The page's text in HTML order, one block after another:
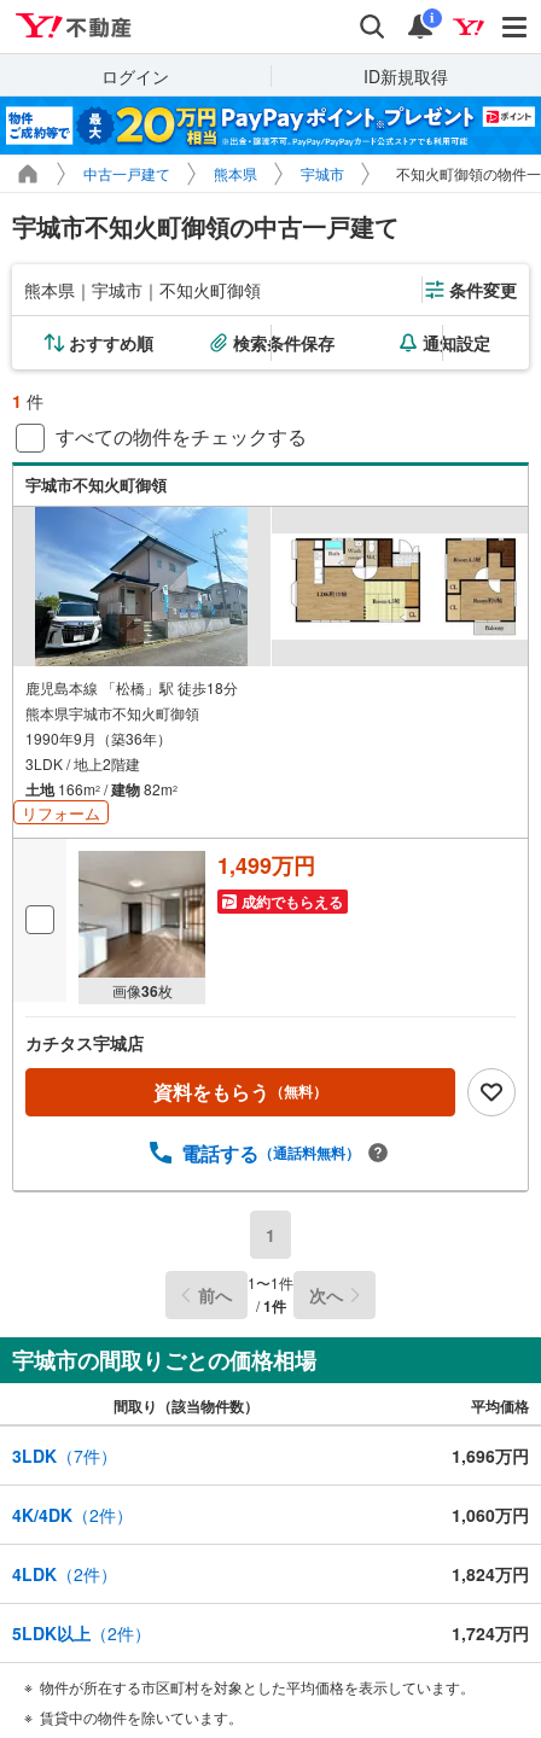
検索 通知
i
ログイン ID新規取得
中古一戸建て 熊本県 宇城市 不知火町御領の物件
宇城市不知火町御領の中古一戸建て
熊本県｜宇城市｜不知火町御領 条件変更
おすすめ順 検索条件保存 通知設定
1 件
すべての物件をチェックする
宇城市不知火町御領
鹿児島本線 「松橋」駅 徒歩18分
熊本県宇城市不知火町御領
1990年9月（築36年）
3LDK / 地上2階建
土地166m2 /建物82m2
リフォーム
画像36枚
1,499万円
成約でもらえる
カチタス宇城店
資料をもらう （無料）
電話する （通話料無料）
1
前へ 1〜1件
/1件 次へ
宇城市の間取りごとの価格相場
間取り（該当物件数） 平均価格
3LDK （7件） 1,696万円
4K/4DK （2件） 1,060万円
4LDK （2件） 1,824万円
5LDK以上 （2件） 1,724万円
物件が所在する市区町村を対象とした平均価格を表示しています。
賃貸中の物件を除いています。